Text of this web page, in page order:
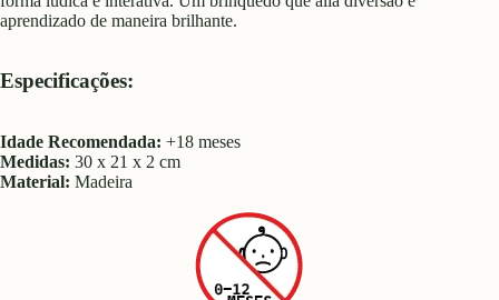
aprendizado de maneira brilhante.
Especificações:
Idade Recomendada: +18 meses
Medidas: 30 x 21 x 2 cm
Material: Madeira